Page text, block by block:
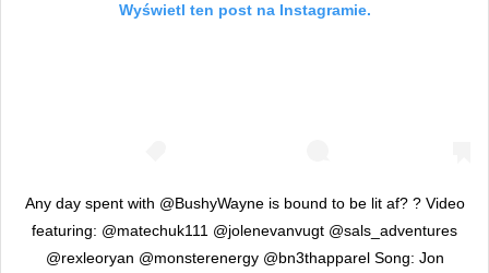
Wyświetl ten post na Instagramie.
Any day spent with @BushyWayne is bound to be lit af? ? Video
featuring: @matechuk111 @jolenevanvugt @sals_adventures
@rexleoryan @monsterenergy @bn3thapparel Song: Jon